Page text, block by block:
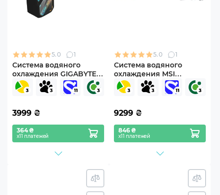
5.0 1
Система водяного
охлаждения GIGABYTE
GP-GIGABYTE GME 240
3999 ₴
364 ₴
х11 платежей
5.0 1
Система водяного
охлаждения MSI
CORELIQUID P13 360
WHITE
9299 ₴
846 ₴
х11 платежей